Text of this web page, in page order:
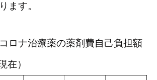
ます。
ロナ治療薬の薬剤費自己負担額
在）